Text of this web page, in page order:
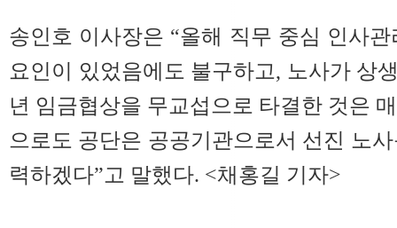
송인호 이사장은 “올해 직무 중심 인사
요인이 있었음에도 불구하고, 노사가 상
년 임금협상을 무교섭으로 타결한 것은
으로도 공단은 공공기관으로서 선진 노
력하겠다”고 말했다. <채홍길 기자>